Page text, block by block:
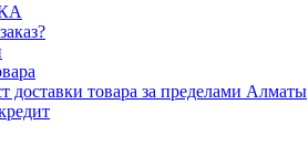
доставки товара за пределами Алматы